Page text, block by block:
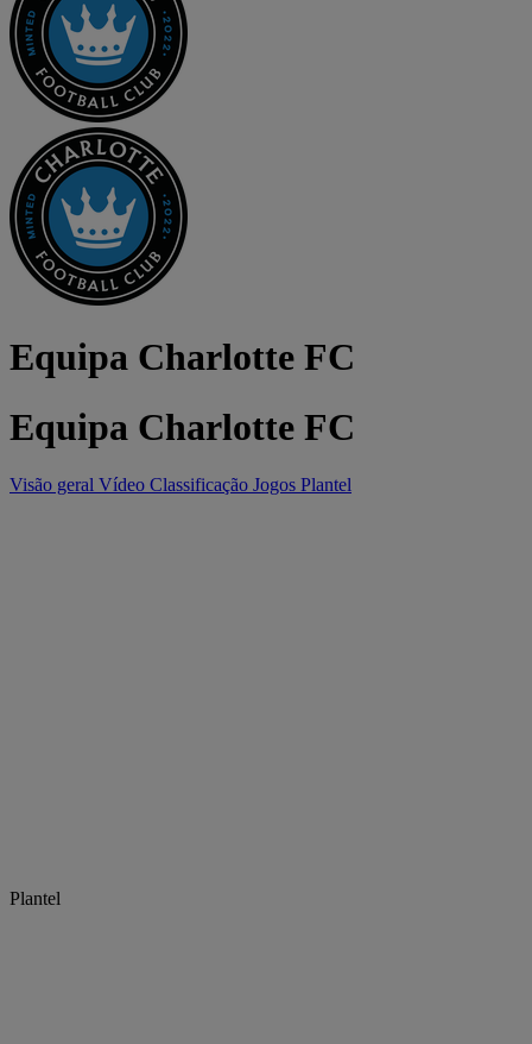
Equipa Charlotte FC
Equipa Charlotte FC
Visão geral Vídeo Classificação Jogos Plantel
Plantel